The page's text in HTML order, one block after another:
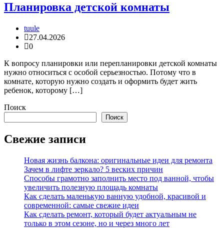
Планировка детской комнаты
tuule
27.04.2026
0
К вопросу планировки или перепланировки детской комнаты
нужно относиться с особой серьезностью. Потому что в
комнате, которую нужно создать и оформить будет жить
ребенок, которому […]
Поиск
Поиск
Свежие записи
Новая жизнь балкона: оригинальные идеи для ремонта
Зачем в лифте зеркало? 5 веских причин
Способы грамотно заполнить место под ванной, чтобы
увеличить полезную площадь комнаты
Как сделать маленькую ванную удобной, красивой и
современной: самые свежие идеи
Как сделать ремонт, который будет актуальным не
только в этом сезоне, но и через много лет